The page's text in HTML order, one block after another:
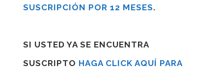
SUSCRIPCIÓN POR 12 MESES.
SI USTED YA SE ENCUENTRA
SUSCRIPTO HAGA CLICK AQUÍ PARA